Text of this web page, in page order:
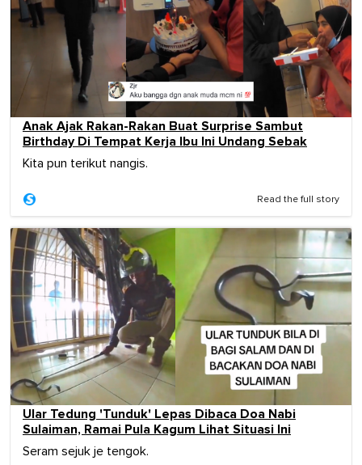
Anak Ajak Rakan-Rakan Buat Surprise Sambut
Birthday Di Tempat Kerja Ibu Ini Undang Sebak
Kita pun terikut nangis.
Read the full story
Ular Tedung 'Tunduk' Lepas Dibaca Doa Nabi
Sulaiman, Ramai Pula Kagum Lihat Situasi Ini
Seram sejuk je tengok.